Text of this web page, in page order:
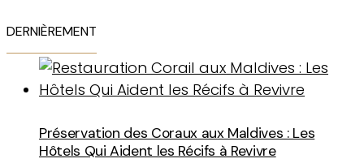
DERNIÈREMENT
Préservation des Coraux aux Maldives : Les
Hôtels Qui Aident les Récifs à Revivre